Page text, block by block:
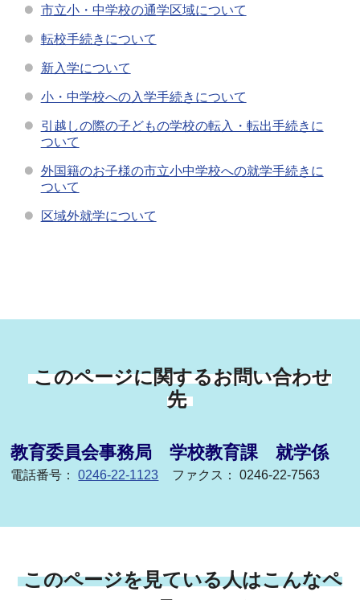
市立小・中学校の通学区域について
転校手続きについて
新入学について
小・中学校への入学手続きについて
引越しの際の子どもの学校の転入・転出手続きに
ついて
外国籍のお子様の市立小中学校への就学手続きに
ついて
区域外就学について
このページに関するお問い合わせ
先
教育委員会事務局 学校教育課 就学係
電話番号：0246-22-1123 ファクス： 0246-22-7563
このページを見ている人はこんなペ